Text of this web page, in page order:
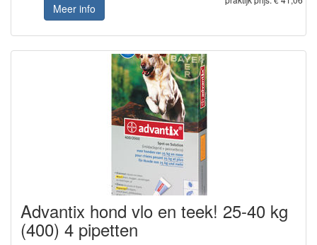
Meer info
Advantix hond vlo en teek! 25-40 kg
(400) 4 pipetten